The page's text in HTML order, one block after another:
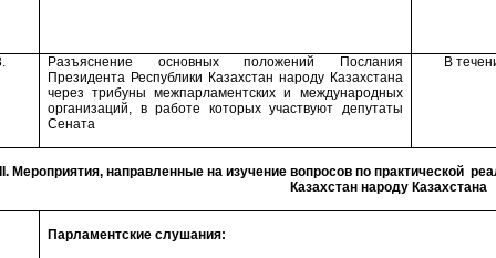
Разъяснение основных положений Послания
Президента Республики Казахстан народу Казахстана
через трибуны межпарламентских и международных
организаций, в работе которых участвуют депутаты
Сената
В
. Мероприятия, направленные на изучение вопросов по практической
Казахстан народу Казахстана
Парламентские слушания: